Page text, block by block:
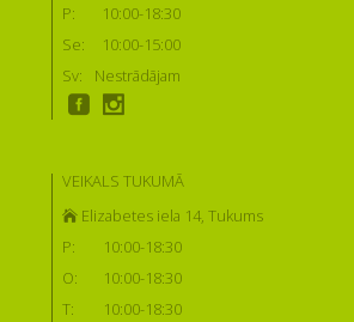
P:
10:00-18:30
Se:
10:00-15:00
Sv:
Nestrādājam
VEIKALS TUKUMĀ
Elizabetes iela 14, Tukums
P:
10:00-18:30
O:
10:00-18:30
T:
10:00-18:30